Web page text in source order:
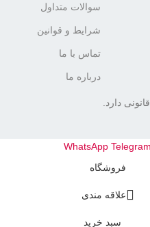
سوالات متداول
شرایط و قوانین
تماس با ما
درباره ما
دارد.
WhatsApp Telegram
فروشگاه
علاقه مندی
سبد خرید